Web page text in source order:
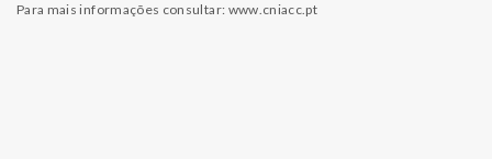
Para mais informações consultar: www.cniacc.pt